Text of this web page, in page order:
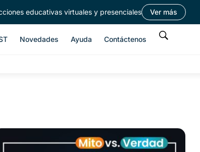
educativas virtuales y presenciales Ver más
Novedades Ayuda Contáctenos